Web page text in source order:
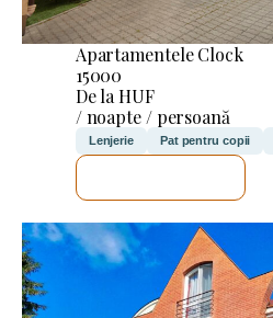
Apartamentele Clock
15000
De la HUF
/ noapte / persoană
Lenjerie Pat pentru copii